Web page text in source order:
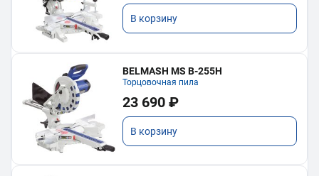
В корзину
BELMASH MS B-255H
Торцовочная пила
23 690 ₽
В корзину